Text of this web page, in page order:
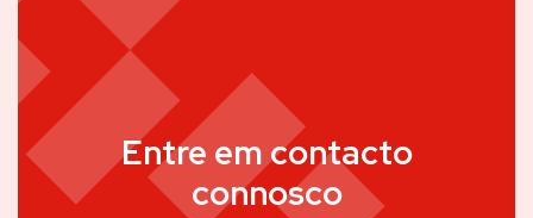
Entre em contacto
connosco